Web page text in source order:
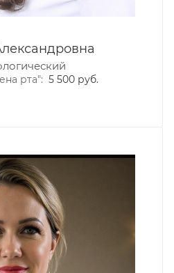
рта": 5 500 руб.